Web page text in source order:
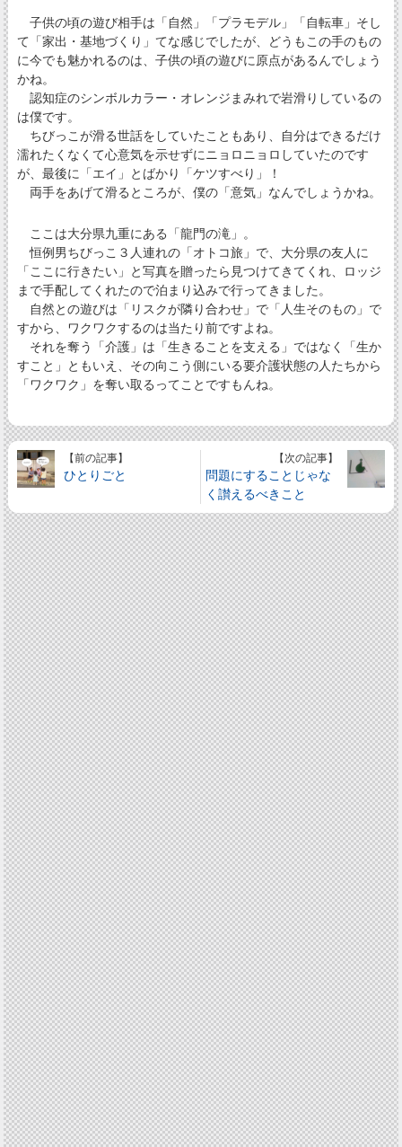
子供の頃の遊び相手は「自然」「プラモデル」「自転車」そし
て「家出・基地づくり」てな感じでしたが、どうもこの手のもの
に今でも魅かれるのは、子供の頃の遊びに原点があるんでしょう
かね。
認知症のシンボルカラー・オレンジまみれで岩滑りしているの
は僕です。
ちびっこが滑る世話をしていたこともあり、自分はできるだけ
濡れたくなくて心意気を示せずにニョロニョロしていたのです
が、最後に「エイ」とばかり「ケツすべり」！
両手をあげて滑るところが、僕の「意気」なんでしょうかね。
ここは大分県九重にある「龍門の滝」。
恒例男ちびっこ３人連れの「オトコ旅」で、大分県の友人に
「ここに行きたい」と写真を贈ったら見つけてきてくれ、ロッジ
まで手配してくれたので泊まり込みで行ってきました。
自然との遊びは「リスクが隣り合わせ」で「人生そのもの」で
すから、ワクワクするのは当たり前ですよね。
それを奪う「介護」は「生きることを支える」ではなく「生か
すこと」ともいえ、その向こう側にいる要介護状態の人たちから
「ワクワク」を奪い取るってことですもんね。
【前の記事】
ひとりごと
【次の記事】
問題にすることじゃな
く讃えるべきこと